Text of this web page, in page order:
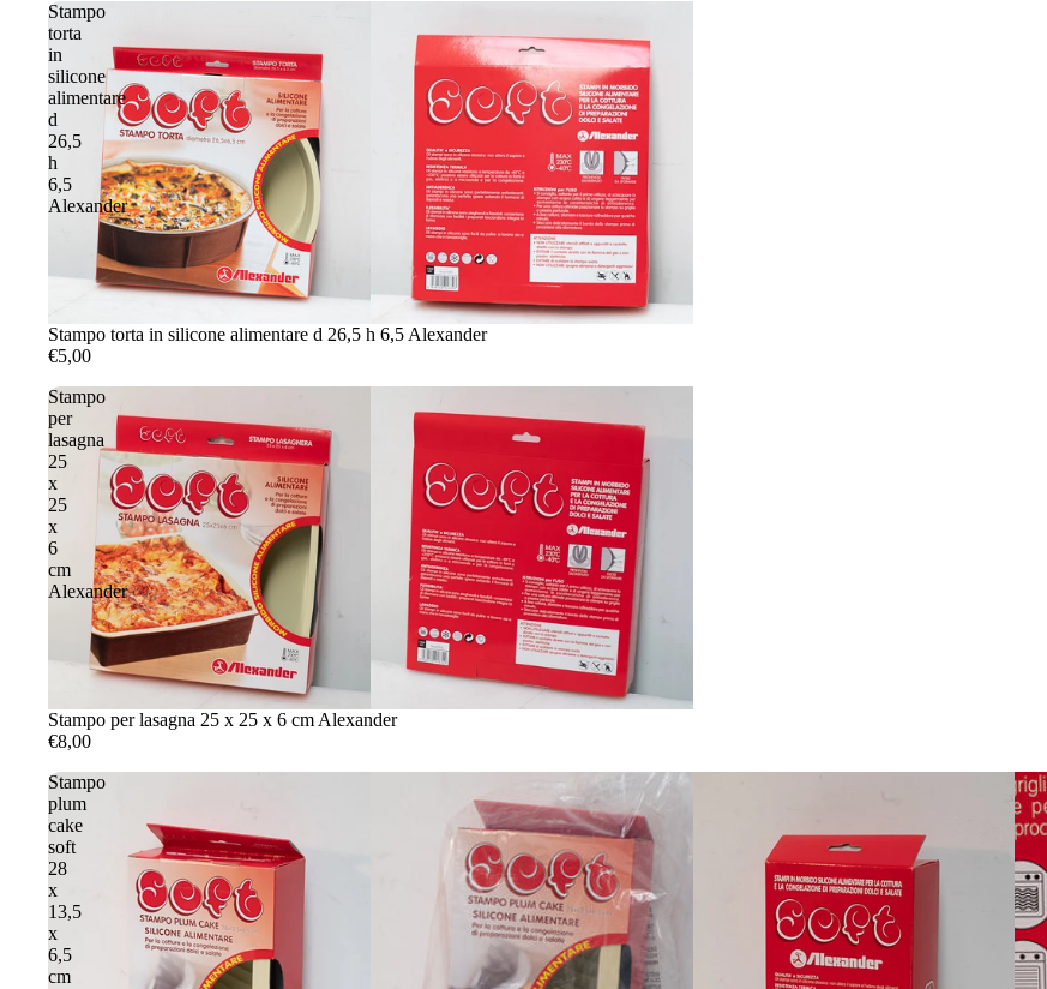
Stampo
torta
in
silicone
alimentare
d
26,5
h
6,5
Alexander
Stampo torta in silicone alimentare d 26,5 h 6,5 Alexander
€5,00
Stampo
per
lasagna
25
x
25
x
6
cm
Alexander
Stampo per lasagna 25 x 25 x 6 cm Alexander
€8,00
Stampo
plum
cake
soft
28
x
13,5
x
6,5
cm